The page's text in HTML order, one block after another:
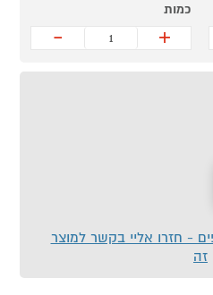
כמות
+
-
- חזרו אליי בקשר למוצר
זה